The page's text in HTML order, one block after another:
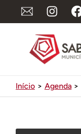
Início Agenda